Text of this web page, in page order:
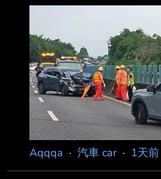
撞婦人傷重亡 2026-08-
者 江良誠／南投即時報導
里南投竹山路段，3日下午
旅車疑因爆胎停在內 側車
前方狀況追撞，造成2車共
乘客傷重不治 。警方初步
因仍調查中。 事故發生於
68歲曾姓男子駕駛灰色休
子行
Aqqqa · 汽車 car· 1天前